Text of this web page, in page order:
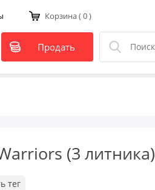
Корзина( 0 )
Продать
(3 литника)
тег